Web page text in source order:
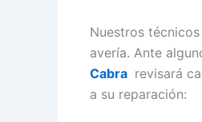
Nuestros
avería. Ante
Cabra revisará
a su reparación: